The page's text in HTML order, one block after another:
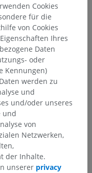
Systeme
> Gehirn>
Cookies
für die
von Cookies
Ihres
Daten
oder
Kennungen)
werden zu
und
und/oder unseres
und
von
Netzwerken,
der Inhalte.
unserer privacy